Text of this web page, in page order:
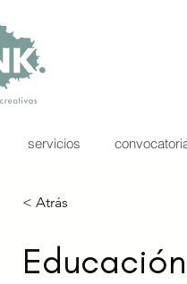
servicios
< Atrás